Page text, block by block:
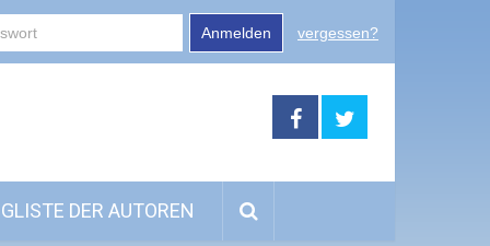
Anmelden vergessen?
DER AUTOREN